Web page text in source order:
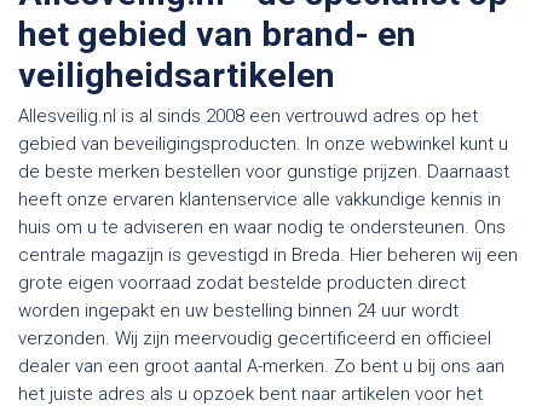
het gebied van brand- en
veiligheidsartikelen
Allesveilig.nl is al sinds 2008 een vertrouwd adres op het
gebied van beveiligingsproducten. In onze webwinkel kunt u
de beste merken bestellen voor gunstige prijzen. Daarnaast
heeft onze ervaren klantenservice alle vakkundige kennis in
huis om u te adviseren en waar nodig te ondersteunen. Ons
centrale magazijn is gevestigd in Breda. Hier beheren wij een
grote eigen voorraad zodat bestelde producten direct
worden ingepakt en uw bestelling binnen 24 uur wordt
verzonden. Wij zijn meervoudig gecertificeerd en officieel
dealer van een groot aantal A-merken. Zo bent u bij ons aan
het juiste adres als u opzoek bent naar artikelen voor het